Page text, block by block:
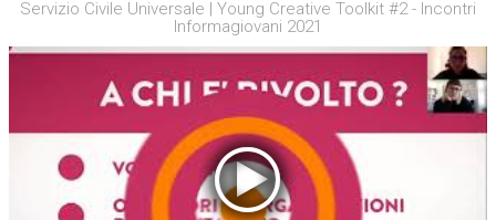
Servizio Civile Universale | Young Creative Toolkit #2 - Incontri
Informagiovani 2021